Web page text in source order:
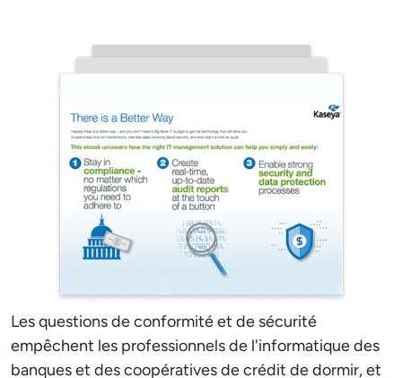
Les questions de conformité et de sécurité
empêchent les professionnels de l'informatique des
banques et des coopératives de crédit de dormir, et